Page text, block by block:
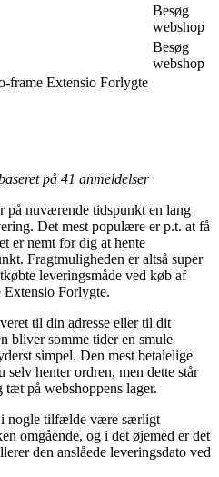
Besøg
webshop
Besøg
webshop
frame Extensio Forlygte
på 41 anmeldelser
på nuværende tidspunkt en lang
Det mest populære er p.t. at få
er nemt for dig at hente
Fragtmuligheden er altså super
leveringsmåde ved køb af
Forlygte.
til din adresse eller til dit
bliver somme tider en smule
simpel. Den mest betalelige
henter ordren, men dette står
på webshoppens lager.
i nogle tilfælde være særligt
omgående, og i det øjemed er det
den anslåede leveringsdato ved